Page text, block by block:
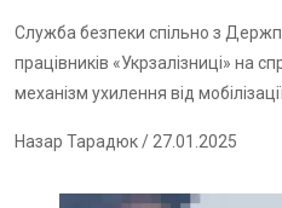
Служба безпеки спільно з
працівників «Укрзалізниці» на
механізм ухилення від
Назар Тарадюк/ 27.01.2025